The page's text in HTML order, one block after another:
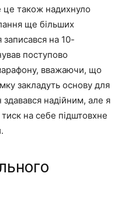
також надихнуло
ще більших
записався на 10-
поступово
вважаючи, що
закладуть основу для
здавався надійним, але я
на себе підштовхне